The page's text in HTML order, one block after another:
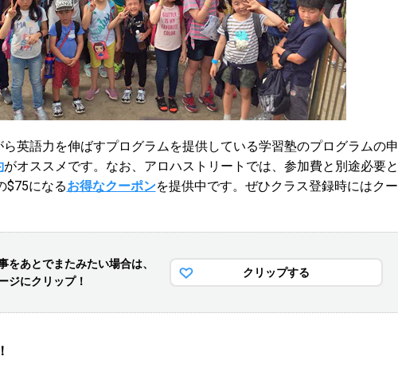
英語力を伸ばすプログラムを提供している学習塾のプログラムの申
がオススメです。なお、アロハストリートでは、参加費と別途必要と
$75になるお得なクーポンを提供中です。ぜひクラス登録時にはクー
をあとでまたみたい場合は、
ジにクリップ！
クリップする